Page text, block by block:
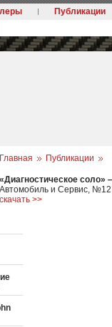
Публикации
Главная Публикации
«Диагностическое соло»
Автомобиль и Сервис,
скачать >>